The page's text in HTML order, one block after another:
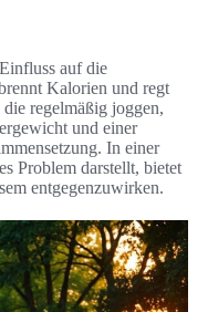
auf die
Kalorien und regt
regelmäßig joggen,
und einer
In einer
Problem darstellt, bietet
entgegenzuwirken.